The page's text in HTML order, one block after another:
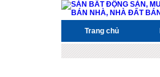
Trang chủ